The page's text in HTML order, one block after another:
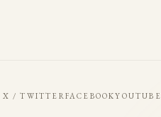
X / TWITTERFACEBOOKYOUTUBE